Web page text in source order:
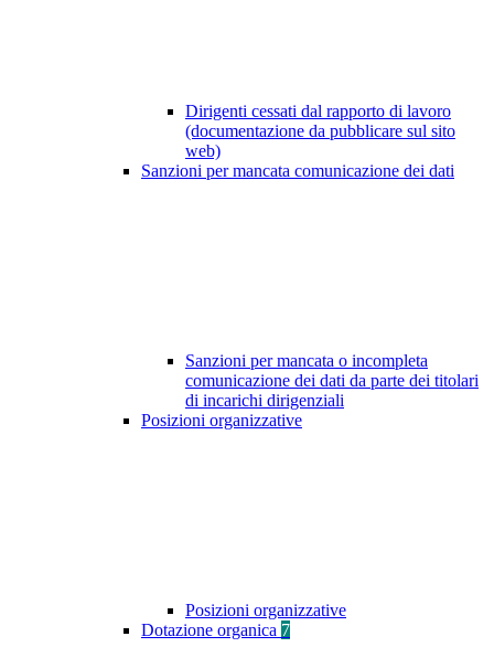
Dirigenti cessati dal rapporto di lavoro
(documentazione da pubblicare sul sito
web)
Sanzioni per mancata comunicazione dei dati
Sanzioni per mancata o incompleta
comunicazione dei dati da parte dei titolari
di incarichi dirigenziali
Posizioni organizzative
Posizioni organizzative
Dotazione organica 7